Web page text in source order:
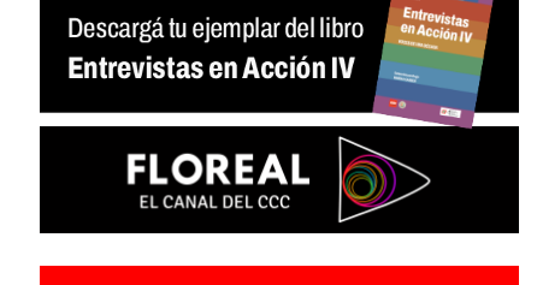
desregulación del practicaje | Denuncias por